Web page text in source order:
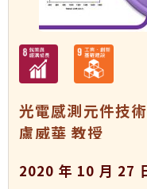
光電感測元件技
盧威華 教授
2020 年 10 月 27